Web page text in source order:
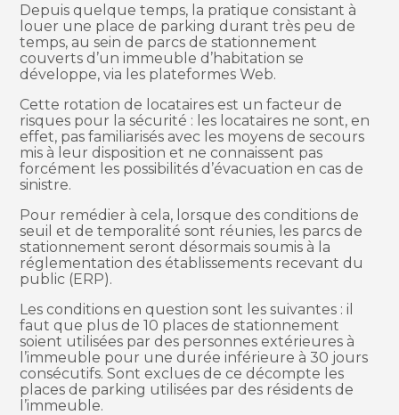
Depuis quelque temps, la pratique consistant à
louer une place de parking durant très peu de
temps, au sein de parcs de stationnement
couverts d’un immeuble d’habitation se
développe, via les plateformes Web.
Cette rotation de locataires est un facteur de
risques pour la sécurité : les locataires ne sont, en
effet, pas familiarisés avec les moyens de secours
mis à leur disposition et ne connaissent pas
forcément les possibilités d’évacuation en cas de
sinistre.
Pour remédier à cela, lorsque des conditions de
seuil et de temporalité sont réunies, les parcs de
stationnement seront désormais soumis à la
réglementation des établissements recevant du
public (ERP).
Les conditions en question sont les suivantes : il
faut que plus de 10 places de stationnement
soient utilisées par des personnes extérieures à
l’immeuble pour une durée inférieure à 30 jours
consécutifs. Sont exclues de ce décompte les
places de parking utilisées par des résidents de
l’immeuble.